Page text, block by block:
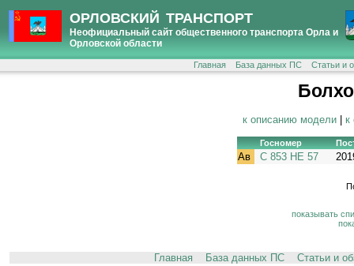
ОРЛОВСКИЙ ТРАНСПОРТ
Неофициальный сайт общественного транспорта Орла и
Орловской области
Главная База данных ПС Статьи и
к описанию модели| к
Госномер
Ав С 853 НЕ 57
показывать
Главная База данных ПС Статьи и